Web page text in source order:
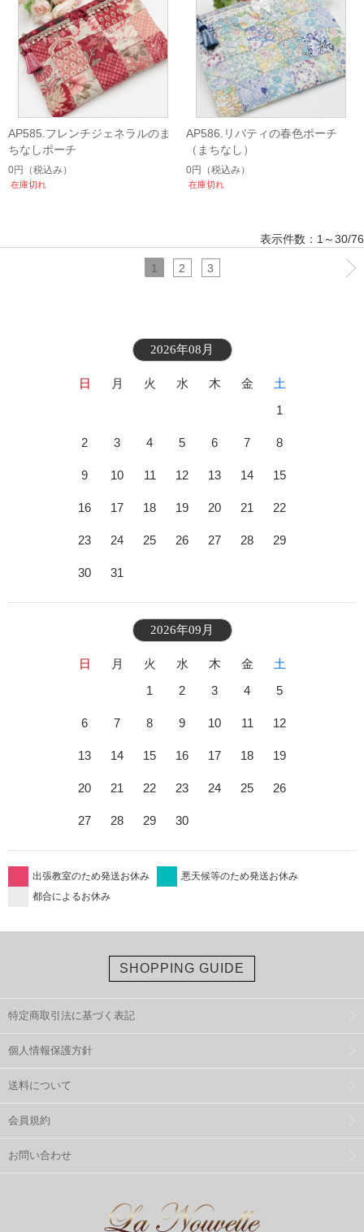
AP585.フレンチジェネラルのま
ちなしポーチ
0円 （税込み）
在庫切れ
AP586.リバティの春色ポーチ
（まちなし）
0円 （税込み）
在庫切れ
表示件数：1～30/76
1 2 3
2026年08月
日 月 火 水 木 金
土
1
2 3 4 5 6 7 8
9 10 11 12 13 14 15
16 17 18 19 20 21 22
23 24 25 26 27 28 29
30 31
2026年09月
日 月 火 水 木 金
土
1
2 3 4 5
6 7 8 9 10 11 12
13 14 15 16 17 18 19
20 21 22 23 24 25 26
27 28 29 30
出張教室のため発送お休み
悪天候等のため発送お休み
都合によるお休み
SHOPPING GUIDE
特定商取引法に基づく表記
個人情報保護方針
送料について
会員規約
お問い合わせ